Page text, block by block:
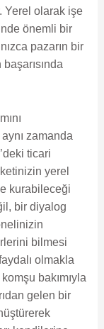
Yerel olarak işe
önemli bir
pazarın bir
zamanda
ticari
yerel
kurabileceği
bir diyalog
bilmesi
olmakla
bakımıyla
gelen bir